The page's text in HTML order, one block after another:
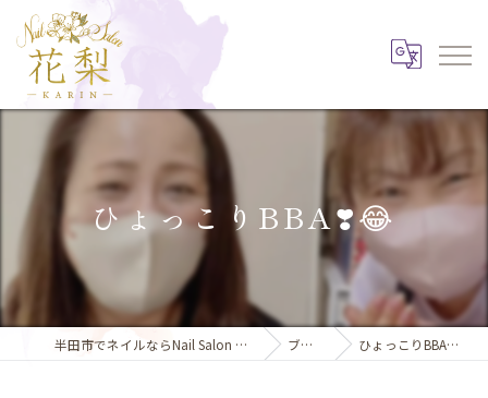
ひょっこりBBA❣️😂
半田市でネイルならNail Salon 花梨 ブログ ひょっこりBBA❣️😂